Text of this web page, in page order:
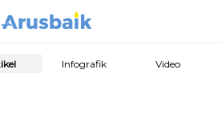
Infografik Video